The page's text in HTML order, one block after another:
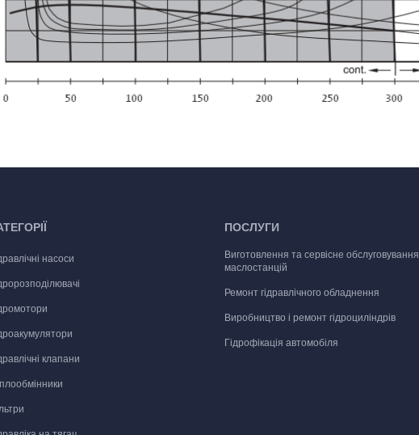
насоси
клапани
ПОСЛУГИ
Виготовлення та сервісне обслуговування
маслостанцій
Ремонт гідравлічного обладнення
Виробництво і ремонт гідроциліндрів
Гідрофікація автомобіля